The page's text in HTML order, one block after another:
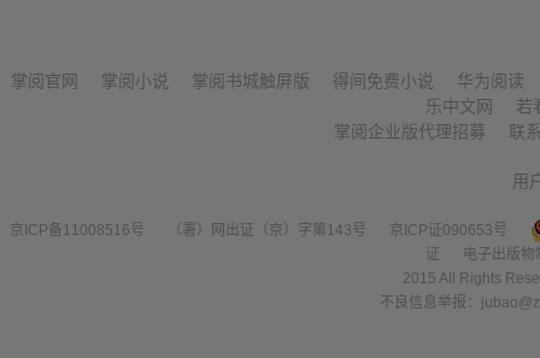
掌阅官网 掌阅小说 掌阅书城触屏版 得间免费小说
华为阅读
乐中文网
若
掌阅企业版代理招募
联
用
京ICP备11008516号 （署）网出证（京）字第143号
京ICP证090653号
证
电子出版
2015 All Rights
不良信息举报：